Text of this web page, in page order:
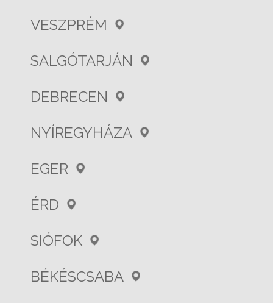
VESZPRÉM
SALGÓTARJÁN
DEBRECEN
NYÍREGYHÁZA
EGER
ÉRD
SIÓFOK
BÉKÉSCSABA